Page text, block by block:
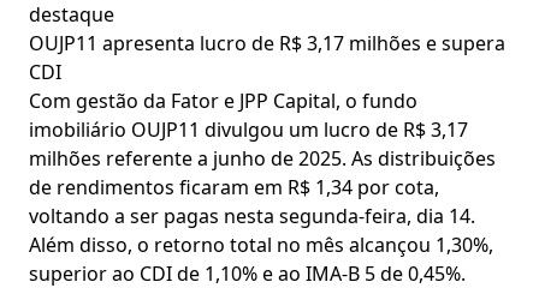
destaque
OUJP11 apresenta lucro de R$ 3,17 milhões e supera
CDI
Com gestão da Fator e JPP Capital, o fundo
imobiliário OUJP11 divulgou um lucro de R$ 3,17
milhões referente a junho de 2025. As distribuições
de rendimentos ficaram em R$ 1,34 por cota,
voltando a ser pagas nesta segunda-feira, dia 14.
Além disso, o retorno total no mês alcançou 1,30%,
superior ao CDI de 1,10% e ao IMA-B 5 de 0,45%.